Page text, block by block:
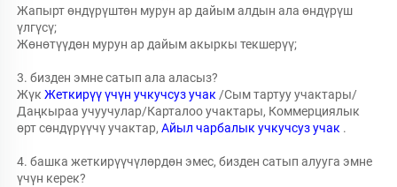
Жапырт өндүрүштөн мурун ар дайым алдын ала өндүрүш
үлгүсү;
Жөнөтүүдөн мурун ар дайым акыркы текшерүү;
3. бизден эмне сатып ала аласыз?
Жүк Жеткирүү үчүн учкучсуз учак /Сым тартуу учактары/
Даңкыраа учуучулар/Карталоо учактары, Коммерциялык
өрт сөндүрүүчү учактар, Айыл чарбалык учкучсуз учак .
4. башка жеткирүүчүлөрдөн эмес, бизден сатып алууга эмне
үчүн керек?